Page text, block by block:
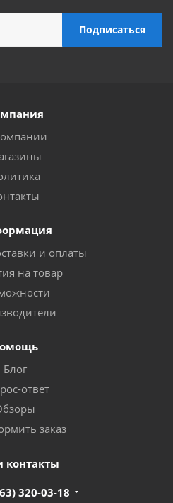
и оплаты
на товар
Блог
ответ
заказ
контакты
320-03-18